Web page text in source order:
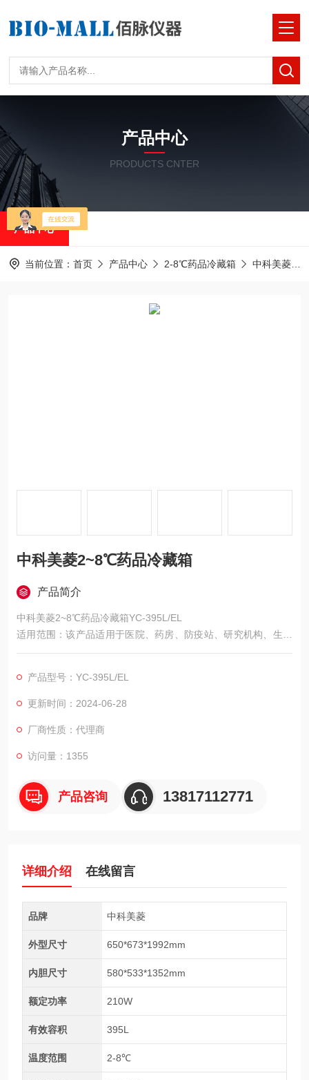
产品中心
PRODUCTS CNTER
产品中心
当前位置： 首页 产品中心 2-8℃药品冷藏箱 中科美菱
中科美菱2~8℃药品冷藏箱
产品简介
中科美菱2~8℃药品冷藏箱YC-395L/EL
适用范围：该产品适用于医院、药房、防疫站、研究机构、生物
制药等单位冷藏物品。
产品型号：YC-395L/EL
更新时间：2024-06-28
厂商性质：代理商
访问量：1355
产品咨询 13817112771
详细介绍 在线留言
品牌 中科美菱
外型尺寸 650*673*1992mm
内胆尺寸 580*533*1352mm
额定功率 210W
有效容积 395L
温度范围 2-8℃